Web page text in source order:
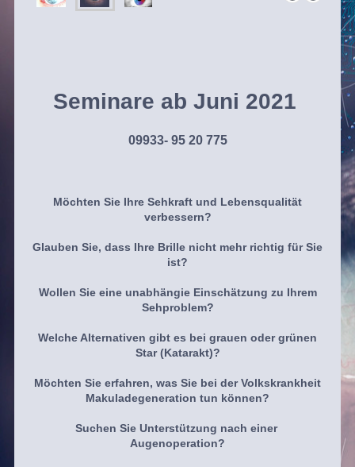
Seminare ab Juni 2021
09933- 95 20 775
Möchten Sie Ihre Sehkraft und Lebensqualität
verbessern?
Glauben Sie, dass Ihre Brille nicht mehr richtig für Sie
ist?
Wollen Sie eine unabhängie Einschätzung zu Ihrem
Sehproblem?
Welche Alternativen gibt es bei grauen oder grünen
Star (Katarakt)?
Möchten Sie erfahren, was Sie bei der Volkskrankheit
Makuladegeneration tun können?
Suchen Sie Unterstützung nach einer
Augenoperation?